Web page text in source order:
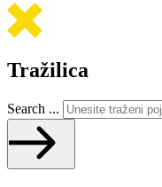
Tražilica
Search ...